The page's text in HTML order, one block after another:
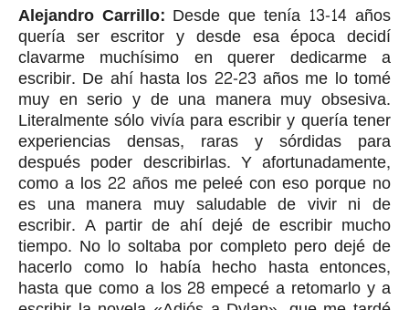
Alejandro Carrillo: Desde que tenía 13-14 años
quería ser escritor y desde esa época decidí
clavarme muchísimo en querer dedicarme a
escribir. De ahí hasta los 22-23 años me lo tomé
muy en serio y de una manera muy obsesiva.
Literalmente sólo vivía para escribir y quería tener
experiencias densas, raras y sórdidas para
después poder describirlas. Y afortunadamente,
como a los 22 años me peleé con eso porque no
es una manera muy saludable de vivir ni de
escribir. A partir de ahí dejé de escribir mucho
tiempo. No lo soltaba por completo pero dejé de
hacerlo como lo había hecho hasta entonces,
hasta que como a los 28 empecé a retomarlo y a